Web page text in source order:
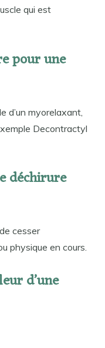
qui est
pour une
d’un myorelaxant,
Decontractyl
déchirure
cesser
physique en cours.
d’une